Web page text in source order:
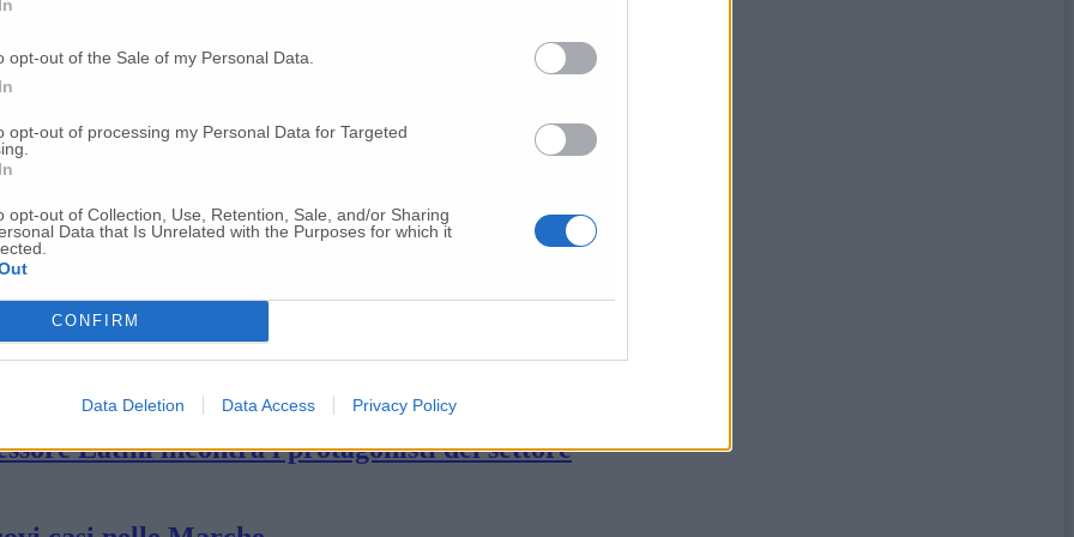
opt-out of the Sale of my Personal Data.
opt-out of processing my Personal Data for Targeted
opt-out of Collection, Use, Retention, Sale, and/or Sharing
Data that Is Unrelated with the Purposes for which it
CONFIRM
Data Deletion Data Access Privacy Policy
al Garante
e Santa Maria Nuova Venti dimessi, 10 nuovi ricoveri
nido di Arcevia e Cerreto D’Esi
Latini incontra i protagonisti del settore